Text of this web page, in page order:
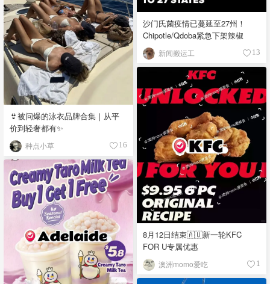
沙门氏菌疫情已蔓延至27州！
Chipotle/Qdoba紧急下架辣椒
新闻搬运工 13
👙被问爆的泳衣品牌合集｜从平
价到轻奢都有✨
种点小草 16
8月12日结束🇦🇺新一轮KFC
FOR U专属优惠
澳洲momo爱吃 1